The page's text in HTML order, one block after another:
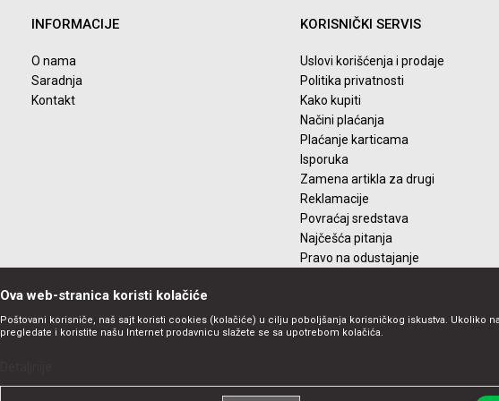
INFORMACIJE
O nama
Saradnja
Kontakt
KORISNIČKI SERVIS
Uslovi korišćenja i prodaje
Politika privatnosti
Kako kupiti
Načini plaćanja
Plaćanje karticama
Isporuka
Zamena artikla za drugi
Reklamacije
Povraćaj sredstava
Najčešća pitanja
Pravo na odustajanje
Ova web-stranica koristi kolačiće
Poštovani korisniče, naš sajt koristi cookies (kolačiće) u cilju poboljšanja korisničkog iskustva. Ukoliko
pregledate i koristite našu Internet prodavnicu slažete se sa upotrebom kolačića.